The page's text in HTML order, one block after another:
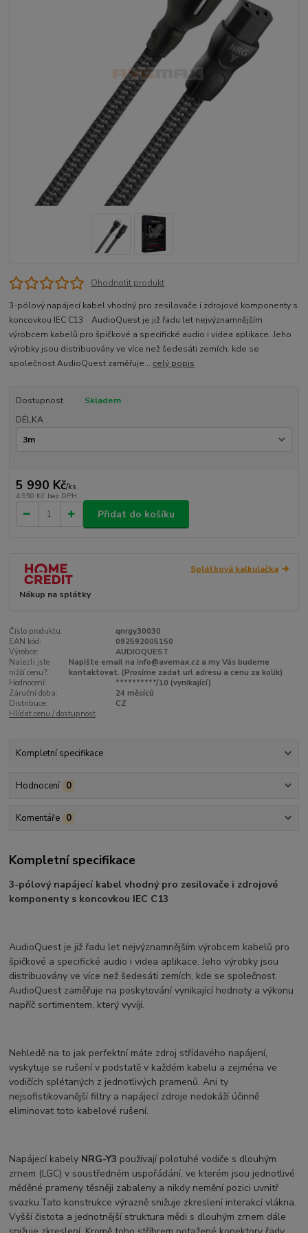
Ohodnotit produkt
3-pólový napájecí kabel vhodný pro zesilovače i zdrojové komponenty s
koncovkou IEC C13 AudioQuest je již řadu let nejvýznamnějším
výrobcem kabelů pro špičkové a specifické audio i videa aplikace. Jeho
výrobky jsou distribuovány ve více než šedesáti zemích, kde se
společnost AudioQuest zaměřuje... celý popis
Dostupnost
Skladem
DÉLKA
5 990 Kč/ks
4 950 Kč bez DPH
Přidat do košíku
Splátková kalkulačka
Nákup na splátky
Číslo produktu:
qnrgy30030
EAN kód:
092592005150
Výrobce:
AUDIOQUEST
Nalezli jste
nižší cenu?:
Napište email na info@avemax.cz a my Vás budeme
kontaktovat. (Prosíme zadat url adresu a cenu za kolik)
Hodnocení:
**********/10 (vynikající)
Záruční doba:
24 měsíců
Distribuce:
CZ
Hlídat cenu / dostupnost
Kompletní specifikace
Hodnocení 0
Komentáře 0
Kompletní specifikace
3-pólový napájecí kabel vhodný pro zesilovače i zdrojové
komponenty s koncovkou IEC C13
AudioQuest je již řadu let nejvýznamnějším výrobcem kabelů pro
špičkové a specifické audio i videa aplikace. Jeho výrobky jsou
distribuovány ve více než šedesáti zemích, kde se společnost
AudioQuest zaměřuje na poskytování vynikající hodnoty a výkonu
napříč sortimentem, který vyvíjí.
Nehledě na to jak perfektní máte zdroj střídavého napájení,
vyskytuje se rušení v podstatě v každém kabelu a zejména ve
vodičích splétaných z jednotlivých pramenů. Ani ty
nejsofistikovanější filtry a napájecí zdroje nedokáží účinně
eliminovat toto kabelové rušení.
Napájecí kabely NRG-Y3 používají polotuhé vodiče s dlouhým
zrnem (LGC) v soustředném uspořádání, ve kterém jsou jednotlivé
měděné prameny těsněji zabaleny a nikdy nemění pozici uvnitř
svazku.Tato konstrukce výrazně snižuje zkreslení interakcí vlákna.
Vyšší čistota a jednotnější struktura mědi s dlouhým zrnem dále